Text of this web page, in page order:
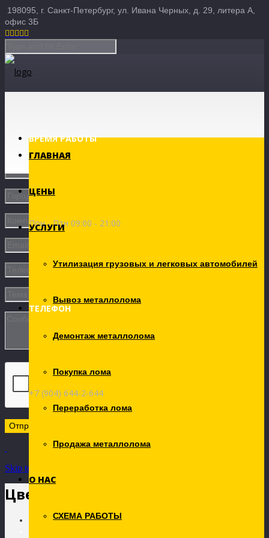
198095, г. Санкт-Петербург, ул. Ивана Черных, д. 29, литера А,
офис 3Б

ВРЕМЯ РАБОТЫ
Пон - Птн 09:00 - 21:00
ТЕЛЕФОН
+7 (904) 644-2-644
ГЛАВНАЯ
ЦЕНЫ
УСЛУГИ
Утилизация грузовых и легковых автомобилей
Вывоз металлолома
Демонтаж металлолома
Покупка лома
Переработка лома
Продажа металлолома
О НАС
СХЕМА РАБОТЫ
Skip to Content
Цветной лом
Главная